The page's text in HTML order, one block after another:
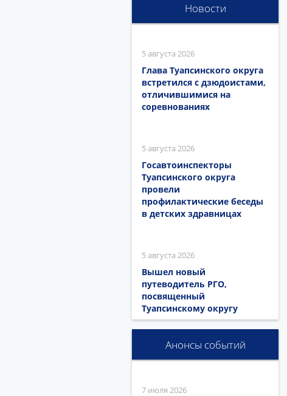
Новости
5 августа 2026
Глава Туапсинского округа
встретился с дзюдоистами,
отличившимися на
соревнованиях
5 августа 2026
Госавтоинспекторы
Туапсинского округа
провели
профилактические беседы
в детских здравницах
5 августа 2026
Вышел новый
путеводитель РГО,
посвященный
Туапсинскому округу
Анонсы событий
7 июля 2026